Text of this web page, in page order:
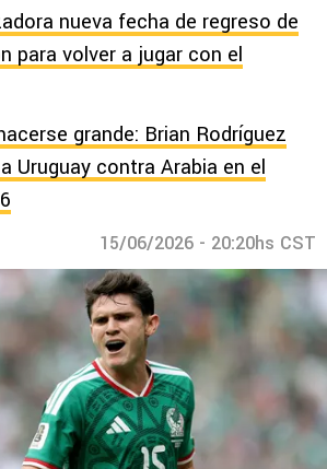
nueva fecha de regreso de
para volver a jugar con el
grande: Brian Rodríguez
Uruguay contra Arabia en el
15/06/2026 - 20:20hs CST